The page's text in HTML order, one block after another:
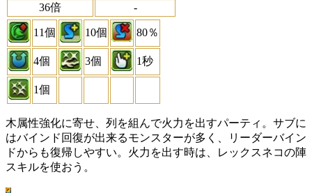
36倍
-
11個 10個 80％
4個 3個 1秒
1個
木属性強化に寄せ、列を組んで火力を出すパーティ。サブに
はバインド回復が出来るモンスターが多く、リーダーバイン
ドからも復帰しやすい。火力を出す時は、レックスネコの陣
スキルを使おう。